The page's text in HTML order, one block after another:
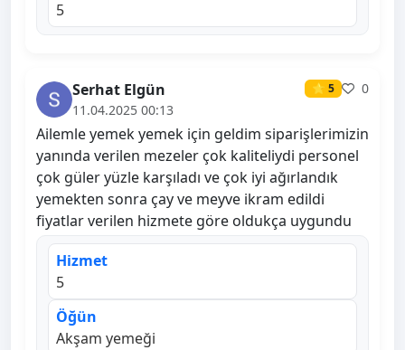
5
Serhat Elgün ⭐ 5
0
11.04.2025 00:13
Ailemle yemek yemek için geldim siparişlerimizin
yanında verilen mezeler çok kaliteliydi personel
çok güler yüzle karşıladı ve çok iyi ağırlandık
yemekten sonra çay ve meyve ikram edildi
fiyatlar verilen hizmete göre oldukça uygundu
Hizmet
5
Öğün
Akşam yemeği